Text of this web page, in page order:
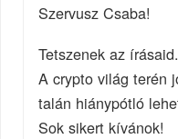
Szervusz Csaba!
Tetszenek az írásaid.
A crypto világ terén
talán hiánypótló
Sok sikert kívánok!